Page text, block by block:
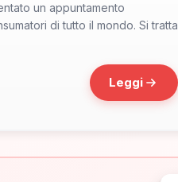
un appuntamento
di tutto il mondo. Si tratta
Leggi